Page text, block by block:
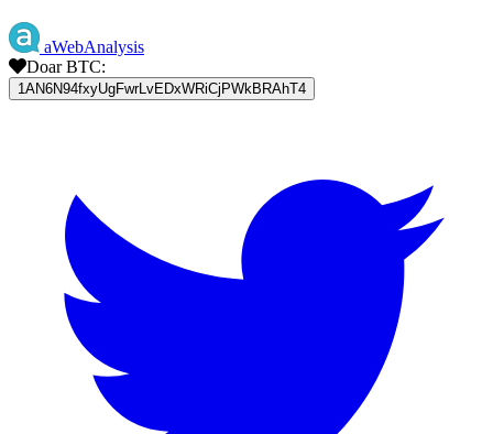
aWebAnalysis
Doar BTC:
1AN6N94fxyUgFwrLvEDxWRiCjPWkBRAhT4